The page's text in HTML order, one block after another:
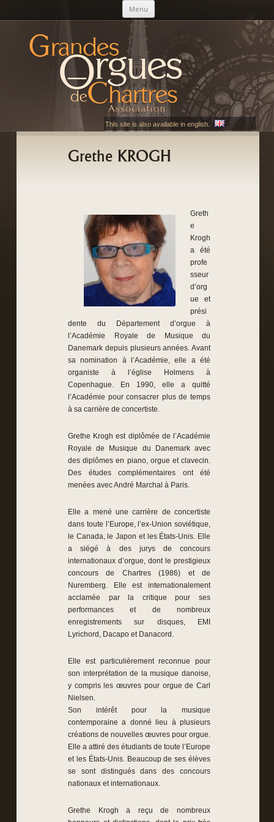
Menu Aller au contenu principal
AGOC
Les Grandes Orgues de Chartres
This site is also available in english.
Grethe KROGH
Greth
e
Krogh
a été
profe
sseur
d’org
ue et
prési
dente du Département d’orgue à
l’Académie Royale de Musique du
Danemark depuis plusieurs années. Avant
sa nomination à l’Académie, elle a été
organiste à l’église Holmens à
Copenhague. En 1990, elle a quitté
l’Académie pour consacrer plus de temps
à sa carrière de concertiste.
Grethe Krogh est diplômée de l’Académie
Royale de Musique du Danemark avec
des diplômes en piano, orgue et clavecin.
Des études complémentaires ont été
menées avec André Marchal à Paris.
Elle a mené une carrière de concertiste
dans toute l’Europe, l’ex-Union soviétique,
le Canada, le Japon et les États-Unis. Elle
a siégé à des jurys de concours
internationaux d’orgue, dont le prestigieux
concours de Chartres (1986) et de
Nuremberg. Elle est internationalement
acclamée par la critique pour ses
performances et de nombreux
enregistrements sur disques, EMI
Lyrichord, Dacapo et Danacord.
Elle est particulièrement reconnue pour
son interprétation de la musique danoise,
y compris les œuvres pour orgue de Carl
Nielsen.
Son intérêt pour la musique
contemporaine a donné lieu à plusieurs
créations de nouvelles œuvres pour orgue.
Elle a attiré des étudiants de toute l’Europe
et les États-Unis. Beaucoup de ses élèves
se sont distingués dans des concours
nationaux et internationaux.
Grethe Krogh a reçu de nombreux